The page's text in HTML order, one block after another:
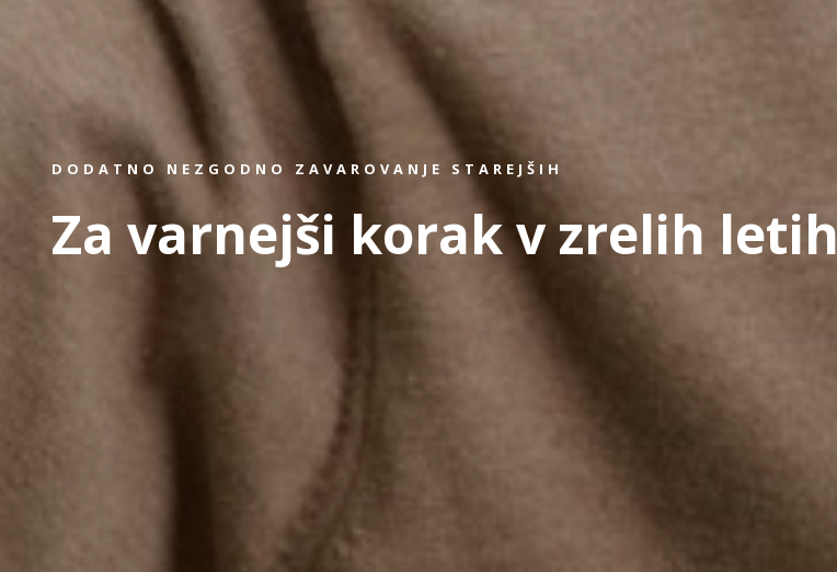
DODATNO NEZGODNO ZAVAROVANJE STAREJŠIH
Za varnejši korak v zrelih letih